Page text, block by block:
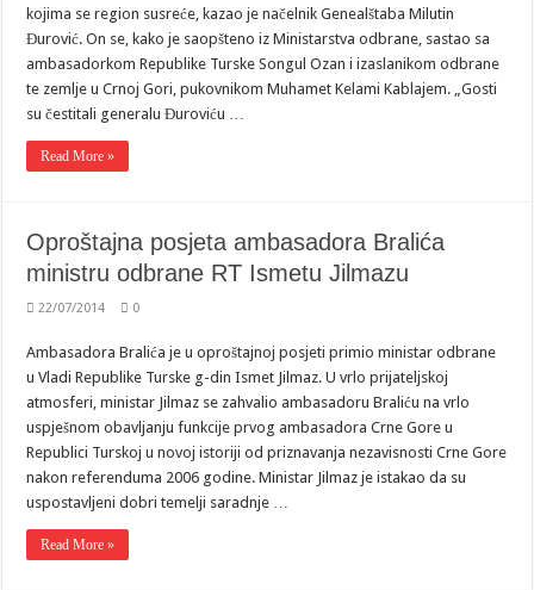
kojima se region susreće, kazao je načelnik Genealštaba Milutin
Đurović. On se, kako je saopšteno iz Ministarstva odbrane, sastao sa
ambasadorkom Republike Turske Songul Ozan i izaslanikom odbrane
te zemlje u Crnoj Gori, pukovnikom Muhamet Kelami Kablajem. „Gosti
su čestitali generalu Đuroviću …
Read More »
Oproštajna posjeta ambasadora Bralića
ministru odbrane RT Ismetu Jilmazu
22/07/2014 0
Ambasadora Bralića je u oproštajnoj posjeti primio ministar odbrane
u Vladi Republike Turske g-din Ismet Jilmaz. U vrlo prijateljskoj
atmosferi, ministar Jilmaz se zahvalio ambasadoru Braliću na vrlo
uspješnom obavljanju funkcije prvog ambasadora Crne Gore u
Republici Turskoj u novoj istoriji od priznavanja nezavisnosti Crne Gore
nakon referenduma 2006 godine. Ministar Jilmaz je istakao da su
uspostavljeni dobri temelji saradnje …
Read More »